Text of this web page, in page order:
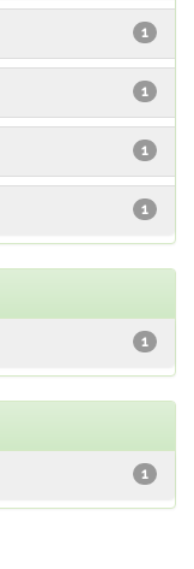
1
1
1
1
1
1